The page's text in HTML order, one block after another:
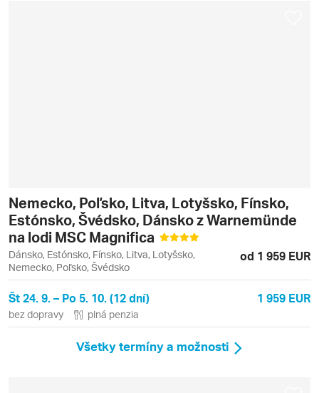
Nemecko, Poľsko, Litva, Lotyšsko, Fínsko,
Estónsko, Švédsko, Dánsko z Warnemünde
na lodi MSC Magnifica
Dánsko, Estónsko, Fínsko, Litva, Lotyšsko,
Nemecko, Poľsko, Švédsko
od 1 959 EUR
Št 24. 9. – Po 5. 10. (12 dní) 1 959 EUR
bez dopravy plná penzia
Všetky termíny a možnosti